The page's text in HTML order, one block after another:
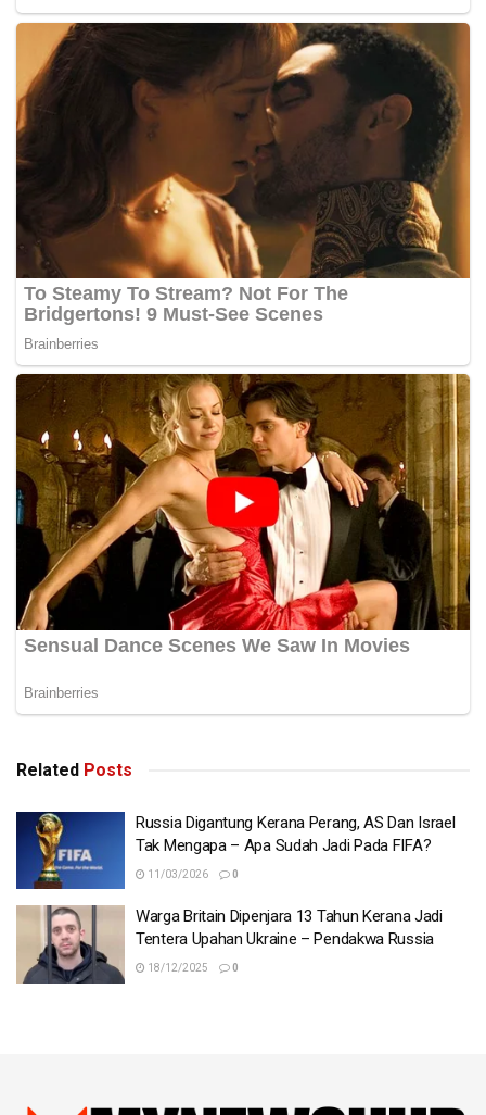
Related Posts
Russia Digantung Kerana Perang, AS Dan Israel
Tak Mengapa – Apa Sudah Jadi Pada FIFA?
11/03/2026 0
Warga Britain Dipenjara 13 Tahun Kerana Jadi
Tentera Upahan Ukraine – Pendakwa Russia
18/12/2025 0